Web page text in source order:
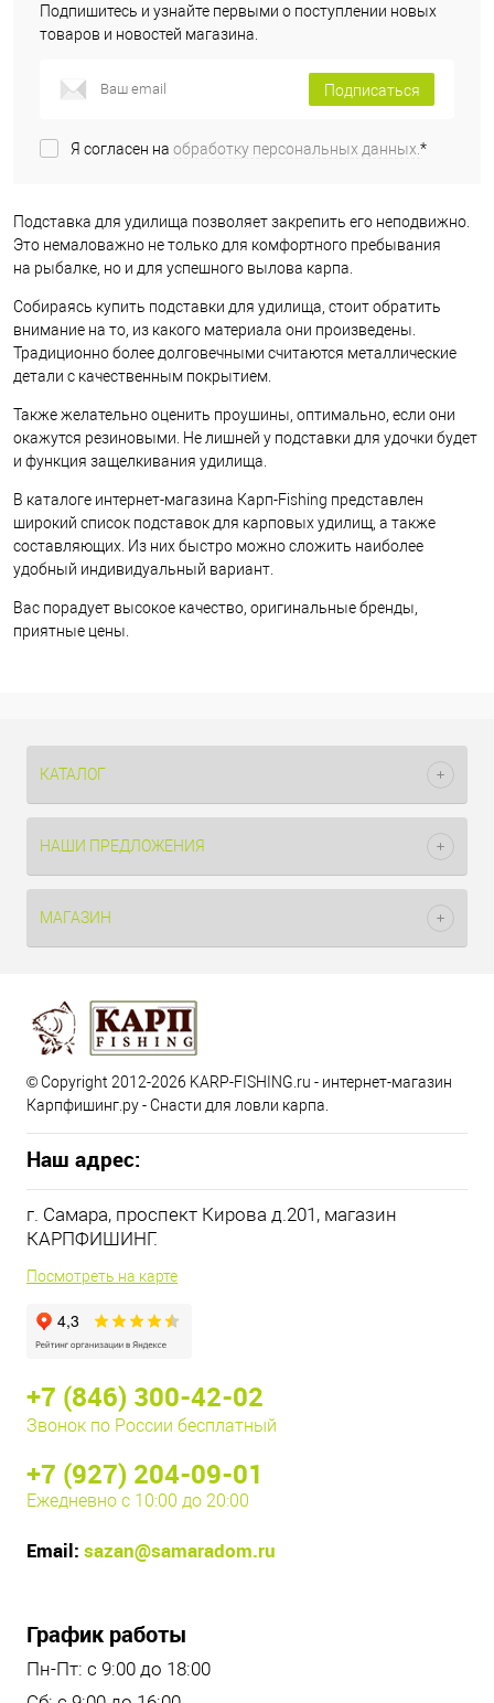
Подпишитесь и узнайте первыми о поступлении новых
товаров и новостей магазина.
Подписаться
Я согласен на обработку персональных данных.*
Подставка для удилища позволяет закрепить его неподвижно.
Это немаловажно не только для комфортного пребывания
на рыбалке, но и для успешного вылова карпа.
Собираясь купить подставки для удилища, стоит обратить
внимание на то, из какого материала они произведены.
Традиционно более долговечными считаются металлические
детали с качественным покрытием.
Также желательно оценить проушины, оптимально, если они
окажутся резиновыми. Не лишней у подставки для удочки будет
и функция защелкивания удилища.
В каталоге интернет-магазина Карп-Fishing представлен
широкий список подставок для карповых удилищ, а также
составляющих. Из них быстро можно сложить наиболее
удобный индивидуальный вариант.
Вас порадует высокое качество, оригинальные бренды,
приятные цены.
КАТАЛОГ
НАШИ ПРЕДЛОЖЕНИЯ
МАГАЗИН
© Copyright 2012-2026 KARP-FISHING.ru - интернет-магазин
Карпфишинг.ру - Снасти для ловли карпа.
Наш адрес:
г. Самара, проспект Кирова д.201, магазин
КАРПФИШИНГ.
Посмотреть на карте
+7 (846) 300-42-02
Звонок по России бесплатный
+7 (927) 204-09-01
Ежедневно с 10:00 до 20:00
Email: sazan@samaradom.ru
График работы
Пн-Пт: с 9:00 до 18:00